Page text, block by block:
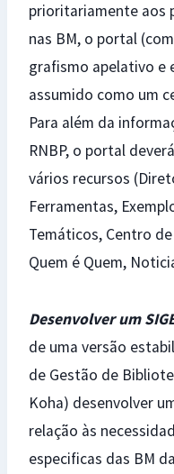
prioritariamente aos
nas BM, o portal
grafismo apelativo e
assumido como um
Para além da
RNBP, o portal
vários recursos
Ferramentas,
Temáticos, Centro
Quem é Quem,
Desenvolver um
de uma versão
de Gestão de
Koha) desenvolver
relação às
especificas das BM